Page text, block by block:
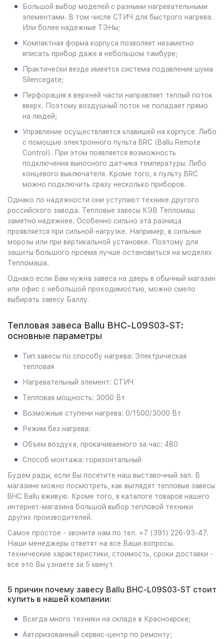
Большой выбор моделей с разными нагревательными
элементами. В том числе СТИЧ для быстрого нагрева.
Или более надежные ТЭНы;
Компактная форма корпуса позволяет незаметно
вписать прибор даже в небольшом тамбуре;
Практически везде имеется система подавления шума
Silencegate;
Перфорация в верхней части направляет теплый поток
вверх. Поэтому воздушный поток не попадает прямо
на людей;
Управление осуществляется клавишей на корпусе. Либо
с помощью электронного пульта BRC (Ballu Remote
Control). При этом появляется возможность
подключения выносного датчика температуры. Либо
концевого выключателя. Кроме того, к пульту BRC
можно подключить сразу несколько приборов.
Однако по надежности они уступают технике другого
российского завода. Тепловые завесы КЭВ Тепломаш
заметно надежнее. Особенно сильно эта разница
проявляется при сильной нагрузке. Например, в сильные
морозы или при вертикальной установке. Поэтому для
защиты большого проема лучше остановиться на моделях
Тепломаша.
Однако если Вам нужна завеса на дверь в обычный магазин
или офис с небольшой проходимостью, можно смело
выбирать завесу Баллу.
Тепловая завеса Ballu BHC-L09S03-ST:
основные параметры
Тип завесы по способу нагрева: Электрическая
тепловая
Нагревательный элемент: СТИЧ
Тепловая мощность: 3000 Вт
Возможные ступени нагрева: 0/1500/3000 Вт
Режим без нагрева:
Объем воздуха, прокачиваемого за час: 480
Способ монтажа: горизонтальный
Будем рады, если Вы посетите наш выставочный зал. В
магазине можно посмотреть, как выглядят тепловые завесы
BHC Ballu вживую. Кроме того, в каталоге товаров нашего
интернет-магазина большой выбор тепловой техники
других производителей.
Самое простое - звоните нам по тел. +7 (391) 226-93-47.
Наши менеджеры ответят на все Ваши вопросы.
технические характеристики, стоимость, сроки доставки -
все это Вы узнаете за 5 минут.
5 причин почему завесу Ballu BHC-L09S03-ST стоит
купить в нашей компании:
Всегда много техники на складе в Красноярске;
Авторизованный сервис-центр по ремонту;